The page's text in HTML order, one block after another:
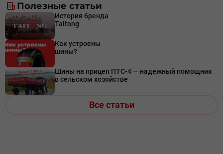
Полезные статьи
История бренда
Taitong
Как устроены
шины?
Шины на прицеп ПТС-4 — надежный помощник
в сельском хозяйстве
Все статьи